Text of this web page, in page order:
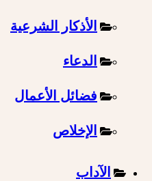
الأذكار الشرعية
الدعاء
فضائل الأعمال
الإخلاص
الآداب